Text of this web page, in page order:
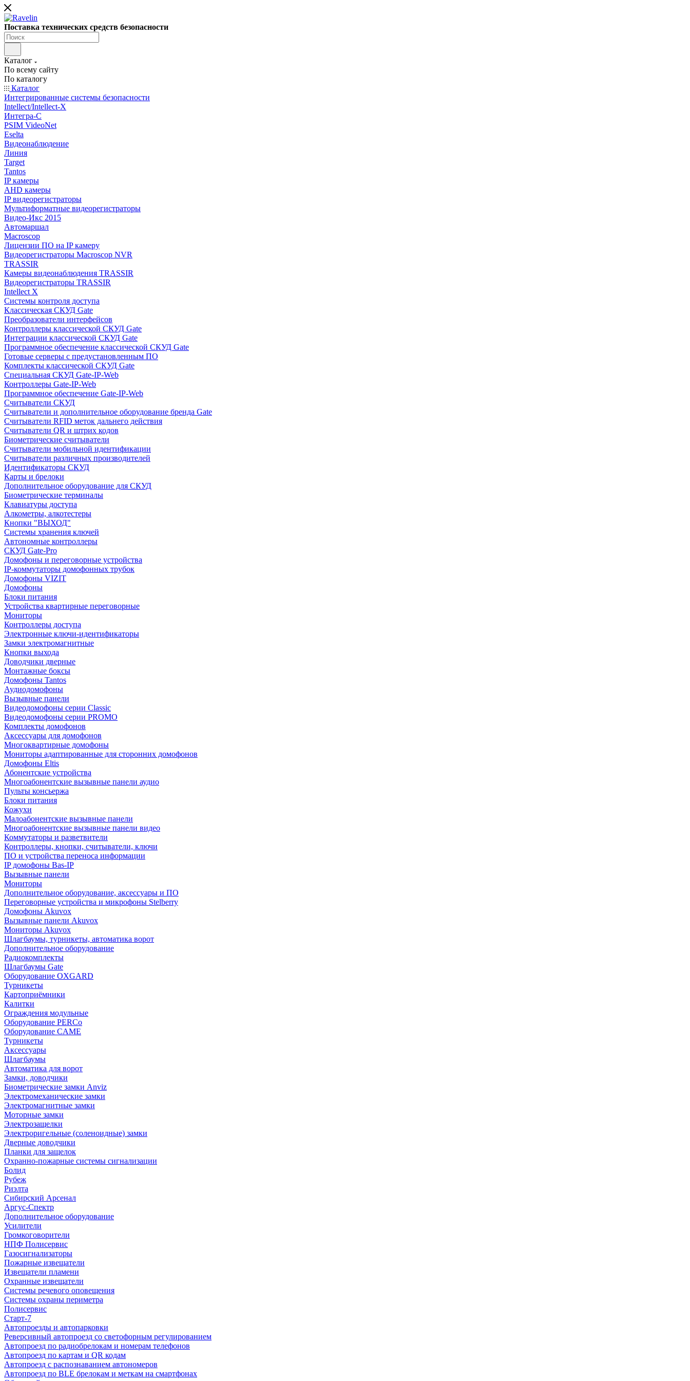
Поставка технических средств безопасности
Каталог
По всему сайту
По каталогу
Каталог
Интегрированные системы безопасности
Intellect/Intellect-X
Интегра-С
PSIM VideoNet
Eselta
Видеонаблюдение
Линия
Target
Tantos
IP камеры
AHD камеры
IP видеорегистраторы
Мультиформатные видеорегистраторы
Видео-Икс 2015
Автомаршал
Macroscop
Лицензии ПО на IP камеру
Видеорегистраторы Macroscop NVR
TRASSIR
Камеры видеонаблюдения TRASSIR
Видеорегистраторы TRASSIR
Intellect X
Системы контроля доступа
Классическая СКУД Gate
Преобразователи интерфейсов
Контроллеры классической СКУД Gate
Интеграции классической СКУД Gate
Программное обеспечение классической СКУД Gate
Готовые серверы с предустановленным ПО
Комплекты классической СКУД Gate
Специальная СКУД Gate-IP-Web
Контроллеры Gate-IP-Web
Программное обеспечение Gate-IP-Web
Считыватели СКУД
Считыватели и дополнительное оборудование бренда Gate
Считыватели RFID меток дальнего действия
Считыватели QR и штрих кодов
Биометрические считыватели
Считыватели мобильной идентификации
Считыватели различных производителей
Идентификаторы СКУД
Карты и брелоки
Дополнительное оборудование для СКУД
Биометрические терминалы
Клавиатуры доступа
Алкометры, алкотестеры
Кнопки "ВЫХОД"
Системы хранения ключей
Автономные контроллеры
СКУД Gate-Pro
Домофоны и переговорные устройства
IP-коммутаторы домофонных трубок
Домофоны VIZIT
Домофоны
Блоки питания
Устройства квартирные переговорные
Мониторы
Контроллеры доступа
Электронные ключи-идентификаторы
Замки электромагнитные
Кнопки выхода
Доводчики дверные
Монтажные боксы
Домофоны Tantos
Аудиодомофоны
Вызывные панели
Видеодомофоны серии Classic
Видеодомофоны серии PROMO
Комплекты домофонов
Аксессуары для домофонов
Многоквартирные домофоны
Мониторы адаптированные для сторонних домофонов
Домофоны Eltis
Абонентские устройства
Многоабонентские вызывные панели аудио
Пульты консьержа
Блоки питания
Кожухи
Малоабонентские вызывные панели
Многоабонентские вызывные панели видео
Коммутаторы и разветвители
Контроллеры, кнопки, считыватели, ключи
ПО и устройства переноса информации
IP домофоны Bas-IP
Вызывные панели
Мониторы
Дополнительное оборудование, аксессуары и ПО
Переговорные устройства и микрофоны Stelberry
Домофоны Akuvox
Вызывные панели Akuvox
Мониторы Akuvox
Шлагбаумы, турникеты, автоматика ворот
Дополнительное оборудование
Радиокомплекты
Шлагбаумы Gate
Оборудование OXGARD
Турникеты
Картоприёмники
Калитки
Ограждения модульные
Оборудование PERCo
Оборудование CAME
Турникеты
Аксессуары
Шлагбаумы
Автоматика для ворот
Замки, доводчики
Биометрические замки Anviz
Электромеханические замки
Электромагнитные замки
Моторные замки
Электрозащелки
Электроригельные (cоленоидные) замки
Дверные доводчики
Планки для защелок
Охранно-пожарные системы сигнализации
Болид
Рубеж
Риэлта
Сибирский Арсенал
Аргус-Спектр
Дополнительное оборудование
Усилители
Громкоговорители
НПФ Полисервис
Газосигнализаторы
Пожарные извещатели
Извещатели пламени
Охранные извещатели
Системы речевого оповещения
Системы охраны периметра
Полисервис
Старт-7
Автопроезды и автопарковки
Реверсивный автопроезд со светофорным регулированием
Автопроезд по радиобрелокам и номерам телефонов
Автопроезд по картам и QR кодам
Автопроезд с распознаванием автономеров
Автопроезд по BLE брелокам и меткам на смартфонах